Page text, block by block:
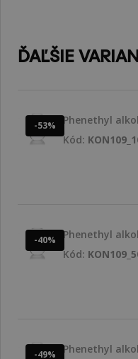
ĎAĽŠIE
-53%
Phenethyl
Kód:
-40%
Phenethyl
Kód:
-49%
Phenethyl